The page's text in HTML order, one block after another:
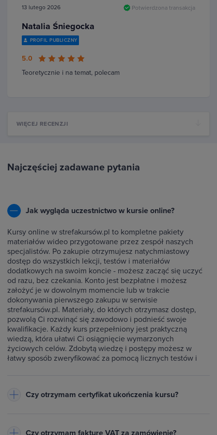
13 lutego 2026 Potwierdzona transakcja
Natalia Śniegocka
PROFIL PUBLICZNY
5.0
Teoretycznie i na temat, polecam
WIĘCEJ RECENZJI
Najczęściej zadawane pytania
Jak wygląda uczestnictwo w kursie online?
Kursy online w strefakursów.pl to kompletne pakiety
materiałów wideo przygotowane przez zespół naszych
specjalistów. Po zakupie otrzymujesz natychmiastowy
dostęp do wszystkich lekcji, testów i materiałów
dodatkowych na swoim koncie - możesz zacząć się uczyć
od razu, bez czekania. Konto jest bezpłatne i możesz
założyć je w dowolnym momencie lub w trakcie
dokonywania pierwszego zakupu w serwisie
strefakursów.pl. Materiały, do których otrzymasz dostęp,
pozwolą Ci rozwinąć się zawodowo i podnieść swoje
kwalifikacje. Każdy kurs przepełniony jest praktyczną
wiedzą, która ułatwi Ci osiągnięcie wymarzonych
życiowych celów. Zdobytą wiedzę i postępy możesz w
łatwy sposób zweryfikować za pomocą licznych testów i
Czy otrzymam certyfikat ukończenia kursu?
Czy otrzymam fakturę VAT za zamówienie?